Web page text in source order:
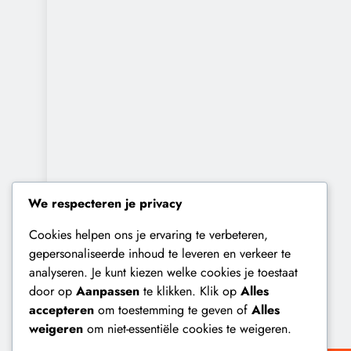
We respecteren je privacy
Cookies helpen ons je ervaring te verbeteren,
gepersonaliseerde inhoud te leveren en verkeer te
analyseren. Je kunt kiezen welke cookies je toestaat
door op Aanpassen te klikken. Klik op Alles
accepteren om toestemming te geven of Alles
weigeren om niet-essentiële cookies te weigeren.